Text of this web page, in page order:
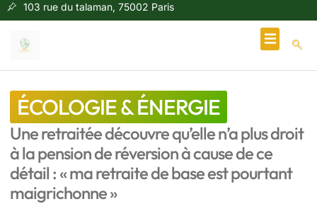
103 rue du talaman, 75002 Paris
ÉCOLOGIE & ÉNERGIE
Une retraitée découvre qu’elle n’a plus droit
à la pension de réversion à cause de ce
détail : « ma retraite de base est pourtant
maigrichonne »